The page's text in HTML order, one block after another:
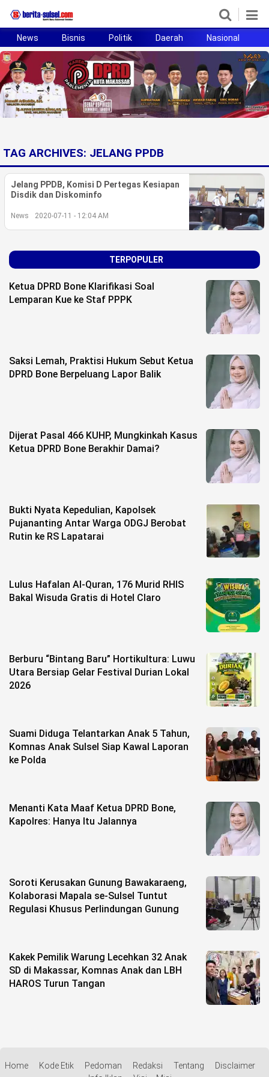
Home
News
Politik
Bisnis
Otomotif
Hukum
Life Style
Profil
More
2026
berita-
sulsel.com
News Bisnis Politik Daerah Nasional
TAG ARCHIVES: JELANG PPDB
Jelang PPDB, Komisi D Pertegas Kesiapan
Disdik dan Diskominfo
News 2020-07-11 - 12:04 AM
TERPOPULER
Ketua DPRD Bone Klarifikasi Soal
Lemparan Kue ke Staf PPPK
Saksi Lemah, Praktisi Hukum Sebut Ketua
DPRD Bone Berpeluang Lapor Balik
Dijerat Pasal 466 KUHP, Mungkinkah Kasus
Ketua DPRD Bone Berakhir Damai?
Bukti Nyata Kepedulian, Kapolsek
Pujananting Antar Warga ODGJ Berobat
Rutin ke RS Lapatarai
Lulus Hafalan Al-Quran, 176 Murid RHIS
Bakal Wisuda Gratis di Hotel Claro
Berburu “Bintang Baru” Hortikultura: Luwu
Utara Bersiap Gelar Festival Durian Lokal
2026
Suami Diduga Telantarkan Anak 5 Tahun,
Komnas Anak Sulsel Siap Kawal Laporan
ke Polda
Menanti Kata Maaf Ketua DPRD Bone,
Kapolres: Hanya Itu Jalannya
Soroti Kerusakan Gunung Bawakaraeng,
Kolaborasi Mapala se-Sulsel Tuntut
Regulasi Khusus Perlindungan Gunung
Kakek Pemilik Warung Lecehkan 32 Anak
SD di Makassar, Komnas Anak dan LBH
HAROS Turun Tangan
Home Kode Etik Pedoman Redaksi Tentang
Disclaimer